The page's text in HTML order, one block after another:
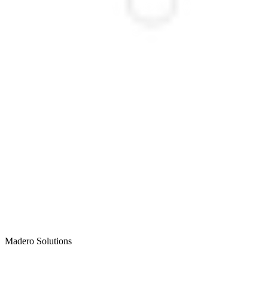
Madero Solutions